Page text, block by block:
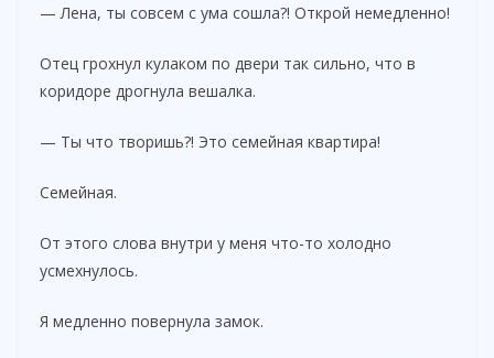
— Лена, ты совсем с ума сошла?! Открой немедленно!
Отец грохнул кулаком по двери так сильно, что в
коридоре дрогнула вешалка.
— Ты что творишь?! Это семейная квартира!
Семейная.
От этого слова внутри у меня что-то холодно
усмехнулось.
Я медленно повернула замок.